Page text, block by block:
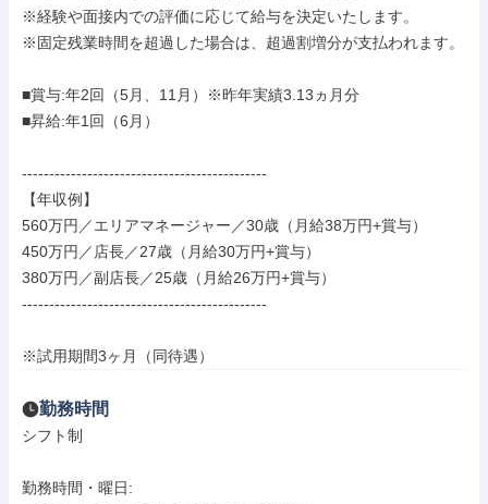
※経験や面接内での評価に応じて給与を決定いたします。
※固定残業時間を超過した場合は、超過割増分が支払われます。
■賞与:年2回（5月、11月）※昨年実績3.13ヵ月分
■昇給:年1回（6月）
---------------------------------------------
【年収例】
560万円／エリアマネージャー／30歳（月給38万円+賞与）
450万円／店長／27歳（月給30万円+賞与）
380万円／副店長／25歳（月給26万円+賞与）
---------------------------------------------
※試用期間3ヶ月（同待遇）
勤務時間
シフト制
勤務時間・曜日: